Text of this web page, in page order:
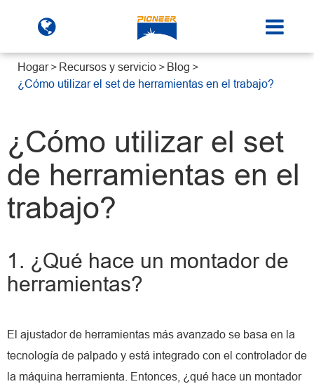
Hogar Recursos y servicio
Blog
¿Cómo utilizar el set de herramientas en el trabajo?
¿Cómo utilizar el set
de herramientas en el
trabajo?
1. ¿Qué hace un montador de
herramientas?
El ajustador de herramientas más avanzado se basa en la
tecnología de palpado y está integrado con el controlador de
la máquina herramienta. Entonces, ¿qué hace un montador